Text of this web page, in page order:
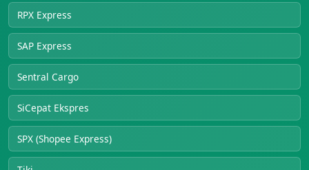
RPX Express
SAP Express
Sentral Cargo
SiCepat Ekspres
SPX (Shopee Express)